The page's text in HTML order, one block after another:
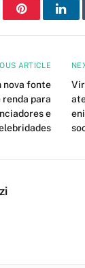
Pinterest
ARTICLE
nova fonte
renda para
e